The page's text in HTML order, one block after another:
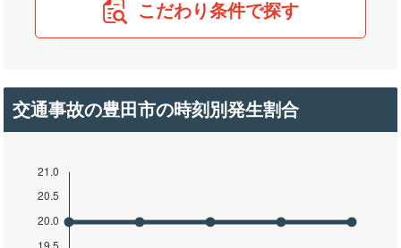
こだわり条件で探す
交通事故の豊田市の時刻別発生割合